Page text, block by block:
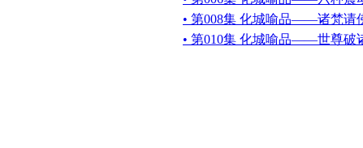
• 第008集 化城喻品——诸梵请
• 第010集 化城喻品——世尊破